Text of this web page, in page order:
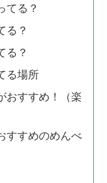
てる？
る？
る？
る場所
おすすめ！（楽
すすめのめんべ